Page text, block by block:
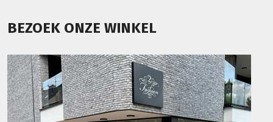
BEZOEK ONZE WINKEL